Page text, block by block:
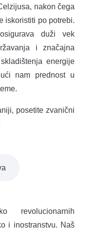
nakon čega
iskoristiti po potrebi.
duži vek
i značajna
energije
nam prednost u
posetite zvanični
revolucionarnih
i inostranstvu. Naš